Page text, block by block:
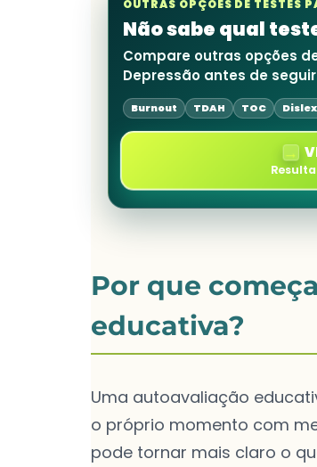
OUTRAS OPÇÕES DE TESTES
Não sabe qual
Compare outras opções de
Depressão antes de
Burnout TDAH TOC
→
Por que
educativa?
Uma autoavaliação
o próprio momento com
pode tornar mais claro o